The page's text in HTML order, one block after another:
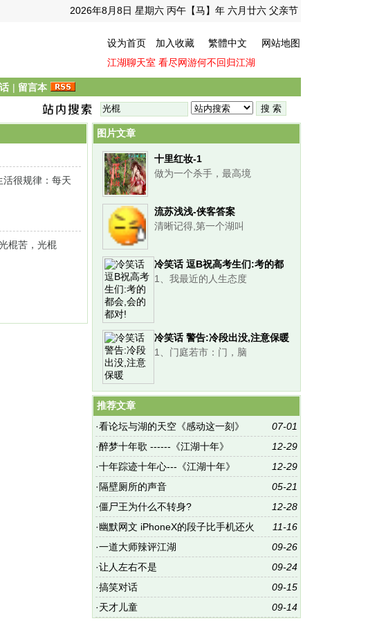
2026年8月8日 星期六 丙午【马】年 六月廿六 父亲节
设为首页 加入收藏 繁體中文
网站地图
江湖聊天室 看尽网游何不回归江湖
| 留言本
很规律：每天
棍苦，光棍
图片文章
十里红妆-1
做为一个杀手，最高境
流苏浅浅-侠客答案
清晰记得,第一个湖叫
冷笑话 逗B祝高考生们:考的都
会,会的都对!
1、我最近的人生态度
冷笑话 警告:冷段出没,注意保暖
1、门庭若市：门，脑
推荐文章
07-01
·看论坛与湖的天空《感动这一刻》
12-29
·醉梦十年歌 ------《江湖十年》
12-29
·十年踪迹十年心---《江湖十年》
05-21
·隔壁厕所的声音
12-28
·僵尸王为什么不转身?
11-16
·幽默网文 iPhoneX的段子比手机还火
09-26
·一道大师辣评江湖
09-24
·让人左右不是
09-15
·搞笑对话
09-14
·天才儿童